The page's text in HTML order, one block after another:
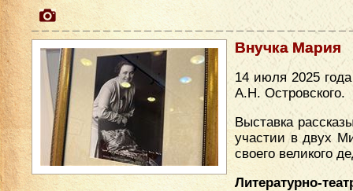
Внучка Мария
14 июля 2025
А.Н. Островского.
Выставка
участии в двух
своего великого
Литературно-